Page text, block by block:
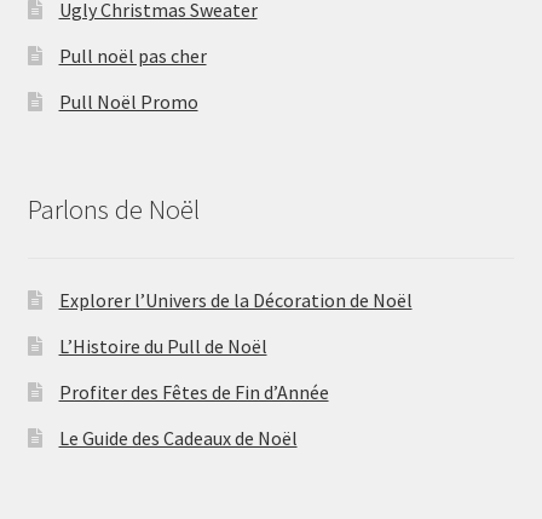
Ugly Christmas Sweater
Pull noël pas cher
Pull Noël Promo
Parlons de Noël
Explorer l’Univers de la Décoration de Noël
L’Histoire du Pull de Noël
Profiter des Fêtes de Fin d’Année
Le Guide des Cadeaux de Noël